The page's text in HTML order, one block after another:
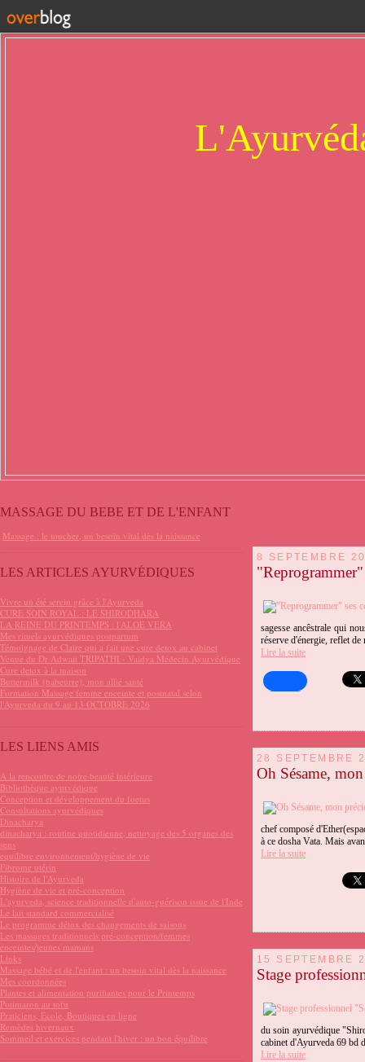
MASSAGE DU BEBE ET DE L'ENFANT
Massage : le toucher, un besoin vital dès la naissance
LES ARTICLES AYURVÉDIQUES
Vivre un été serein grâce à l'Ayurveda
CURE SOIN ROYAL : LE SHIRODHARA
LA REINE DU PRINTEMPS : l'ALOE VERA
Mes rituels ayurvédiques postpartum
Témoignage de Claire qui a fait une cure detox au cabinet
Venue du Dr Adwait TRIPATHI - Vaidya Médecin Ayurvédique
Cure detox à la maison
Buttermilk (babeurre), mon allié santé
Formation Massage femme enceinte et postnatal selon
l'Ayurveda du 9 au 13 OCTOBRE 2026
LES LIENS AMIS
A la rencontre de notre beauté intérieure
Bibliothèque ayurvédique
Conception et développement du foetus
Consultations ayurvédiques
Dinacharya
dinacharya : routine quotidienne, nettoyage des 5 organes des
sens
equilibre environnement/hygiène de vie
Fibrome utérin
Histoire de l'Ayurveda
Hygiène de vie et pré-conception
L'ayurveda, science traditionnelle d'auto-guérison issue de l'Inde
Le lait standard commercialisé
Le programme détox des changements de saisons
Les massages traditionnels pré-conception/femmes
enceintes/jeunes mamans
Links
Massage bébé et de l'enfant : un besoin vital dès la naissance
Mes coordonnées
Plantes et alimentation purifiantes pour le Printemps
Potimaron au tofu
Praticiens, Ecole, Boutiques en ligne
Remèdes hivernaux
Sommeil et exercices pendant l'hiver : un bon équilibre
8 SEPTEMBRE
sagesse ancêstrale qui
réserve d'énergie, reflet
Lire la suite
28 SEPTEMBRE
Oh Sésame,
chef composé
à ce dosha Vata. Mais
Lire la suite
15 SEPTEMBRE
Stage
du soin ayurvédique
cabinet d'Ayurveda 69 bd
Lire la suite